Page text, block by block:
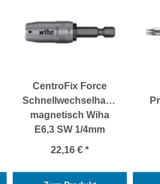
CentroFix Force
Schnellwechselhalter
magnetisch Wiha
E6,3 SW 1/4mm
22,16 € *